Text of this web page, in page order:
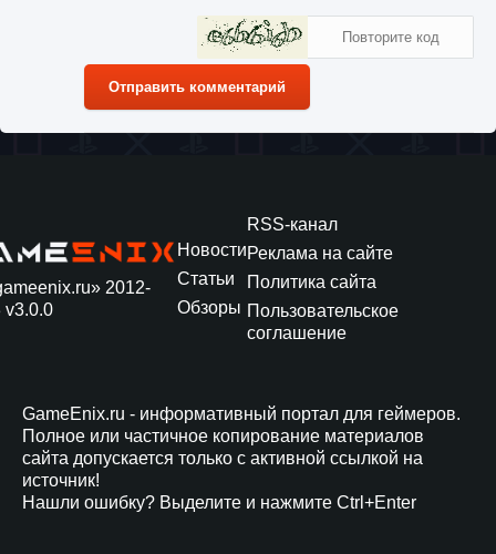
Отправить комментарий
2012-
v3.0.0
Новости
Статьи
Обзоры
RSS-канал
Реклама на сайте
Политика сайта
Пользовательское
соглашение
GameEnix.ru - информативный портал для геймеров.
Полное или частичное копирование материалов
сайта допускается только с активной ссылкой на
источник!
Нашли ошибку? Выделите и нажмите Ctrl+Enter